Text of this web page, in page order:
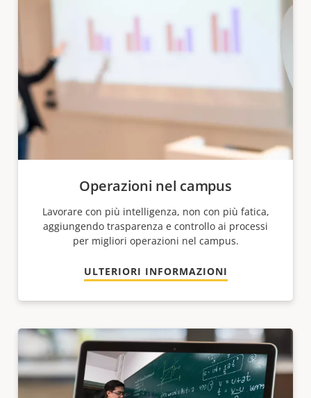
Operazioni nel campus
Lavorare con più intelligenza, non con più fatica,
aggiungendo trasparenza e controllo ai processi
per migliori operazioni nel campus.
ULTERIORI INFORMAZIONI